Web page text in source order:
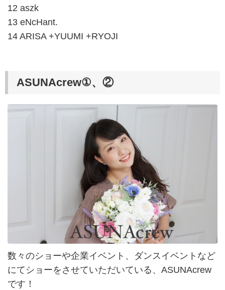
12 aszk
13 eNcHant.
14 ARISA +YUUMI +RYOJI
ASUNAcrew①、②
数々のショーや企業イベント、ダンスイベントなど
にてショーをさせていただいている、ASUNAcrew
です！